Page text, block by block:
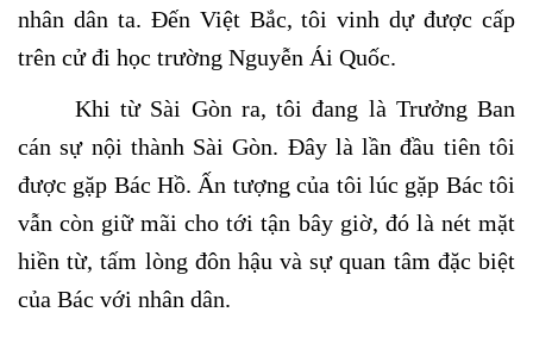
nhân dân ta. Đến Việt Bắc, tôi vinh dự được cấp
trên cử đi học trường Nguyễn Ái Quốc.
Khi từ Sài Gòn ra, tôi đang là Trưởng Ban
cán sự nội thành Sài Gòn. Đây là lần đầu tiên tôi
được gặp Bác Hồ. Ấn tượng của tôi lúc gặp Bác tôi
vẫn còn giữ mãi cho tới tận bây giờ, đó là nét mặt
hiền từ, tấm lòng đôn hậu và sự quan tâm đặc biệt
của Bác với nhân dân.